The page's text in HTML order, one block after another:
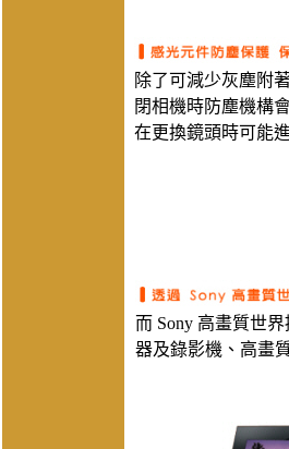
除了可減少灰塵附
閉相機時防塵機構
在更換鏡頭時可能
而 Sony 高畫質世
器及錄影機、高畫